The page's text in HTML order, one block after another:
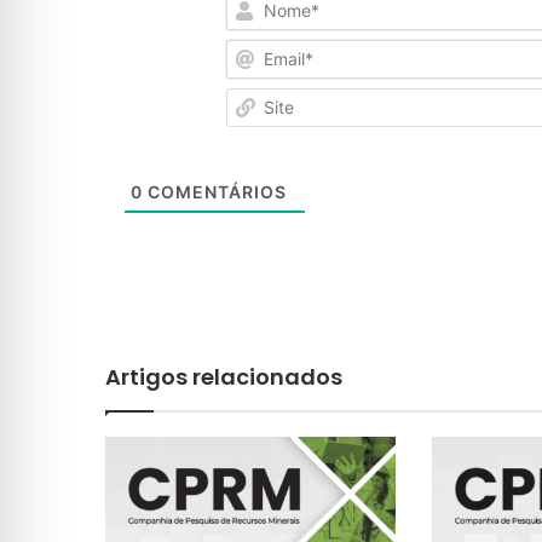
0 COMENTÁRIOS
Artigos relacionados